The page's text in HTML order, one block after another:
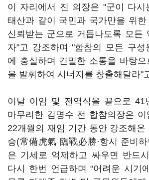
이 자리에서 진 의장은 "군이 다시
태산과 같이 국민과 국가만을 위한
신뢰받는 군으로 거듭나도록 모든
자"고 강조하며 "합참의 모든 구성
에 충실하며 긴밀한 소통을 바탕
을 발휘하여 시너지를 창출해달라"
이날 이임 및 전역식을 끝으로 41
마무리한 김명수 전 합참의장은
22개월의 재임 기간 동안 강조해온
승(常備虎氣 臨戰必勝·항시 준비
은 기세로 억제하고 싸우면 반드
다시 한번 언급하며 “어려운 시기